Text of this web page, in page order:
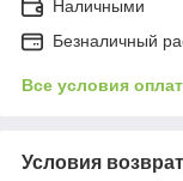
Наличными
Безналичный
Все условия
Условия